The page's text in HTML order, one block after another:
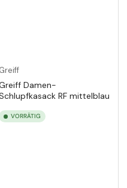
Greiff
Damen-
RF mittelblau
VORRÄTIG